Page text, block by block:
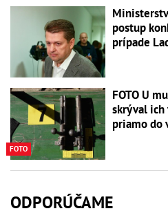
postup
prípade
FOTO
FOTO U
skrýval
priamo do
ODPORÚČAME